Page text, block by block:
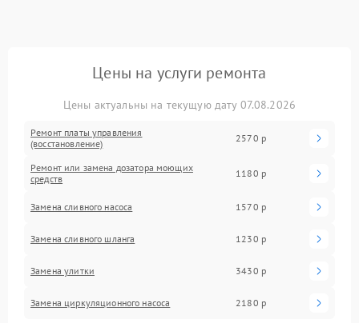
Цены на услуги ремонта
Цены актуальны на текущую дату 07.08.2026
Ремонт платы управления
(восстановление)
2570 р
Ремонт или замена дозатора моющих
средств
1180 р
Замена сливного насоса 1570 р
Замена сливного шланга 1230 р
Замена улитки 3430 р
Замена циркуляционного насоса 2180 р